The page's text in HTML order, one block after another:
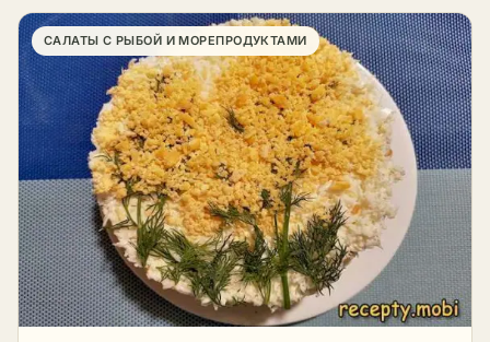
САЛАТЫ С РЫБОЙ И МОРЕПРОДУКТАМИ